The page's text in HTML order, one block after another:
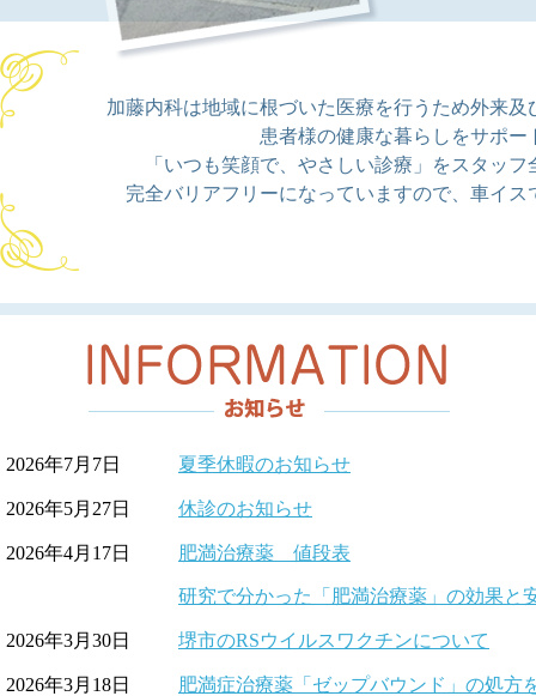
加藤内科は地域に根づいた医療を行うため外来
患者様の健康な暮らしをサポー
「いつも笑顔で、やさしい診療」をスタッ
完全バリアフリーになっていますので、車イ
2026年7月7日 夏季休暇のお知らせ
2026年5月27日 休診のお知らせ
2026年4月17日 肥満治療薬 値段表
研究で分かった「肥満治療薬」の効果と
2026年3月30日 堺市のRSウイルスワクチンについて
2026年3月18日
肥満症治療薬「ゼップバウンド」の処方